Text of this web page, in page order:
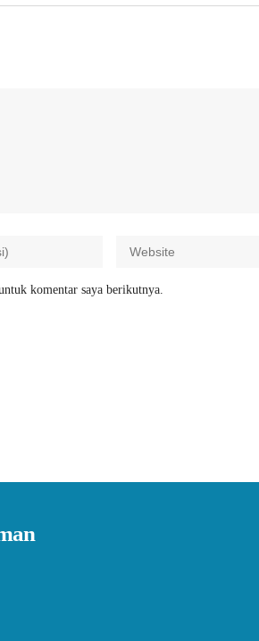
komentar saya berikutnya.